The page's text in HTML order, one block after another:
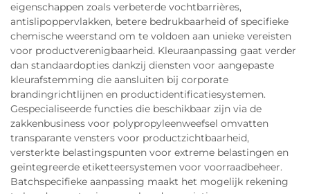
eigenschappen zoals verbeterde vochtbarrières,
antislipoppervlakken, betere bedrukbaarheid of specifieke
chemische weerstand om te voldoen aan unieke vereisten
voor productverenigbaarheid. Kleuraanpassing gaat verder
dan standaardopties dankzij diensten voor aangepaste
kleurafstemming die aansluiten bij corporate
brandingrichtlijnen en productidentificatiesystemen.
Gespecialiseerde functies die beschikbaar zijn via de
zakkenbusiness voor polypropyleenweefsel omvatten
transparante vensters voor productzichtbaarheid,
versterkte belastingspunten voor extreme belastingen en
geïntegreerde etiketteersystemen voor voorraadbeheer.
Batchspecifieke aanpassing maakt het mogelijk rekening